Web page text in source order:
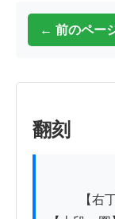
← 前のペー
翻刻